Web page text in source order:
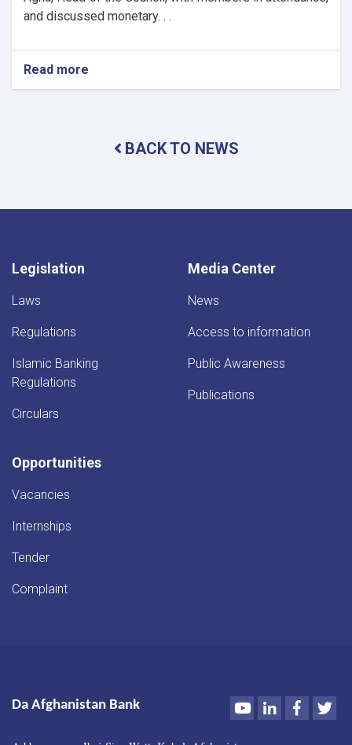
and discussed monetary. . .
Read more
DAB
MeetingBACK TO NEWS
Legislation
Laws
Regulations
Islamic Banking
Regulations
Circulars
Media Center
News
Access to information
Public Awareness
Publications
Opportunities
Vacancies
Internships
Tender
Complaint
Da Afghanistan Bank YoutubeLinkedIn